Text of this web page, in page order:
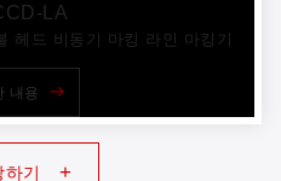
LA
헤드 비동기 마킹 라인 마킹기
내용
하기 +